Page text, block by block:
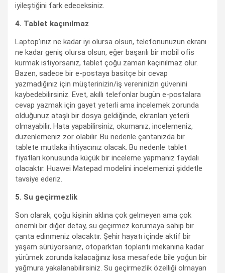
iyileştiğini fark edeceksiniz.
4. Tablet kaçınılmaz
Laptop’ınız ne kadar iyi olursa olsun, telefonunuzun ekranı
ne kadar geniş olursa olsun, eğer başarılı bir mobil ofis
kurmak istiyorsanız, tablet çoğu zaman kaçınılmaz olur.
Bazen, sadece bir e-postaya basitçe bir cevap
yazmadığınız için müşterinizin/iş vereninizin güvenini
kaybedebilirsiniz. Evet, akıllı telefonlar bugün e-postalara
cevap yazmak için gayet yeterli ama incelemek zorunda
olduğunuz ataşlı bir dosya geldiğinde, ekranları yeterli
olmayabilir. Hata yapabilirsiniz, okumanız, incelemeniz,
düzenlemeniz zor olabilir. Bu nedenle çantanızda bir
tablete mutlaka ihtiyacınız olacak. Bu nedenle tablet
fiyatları konusunda küçük bir inceleme yapmanız faydalı
olacaktır. Huawei Matepad modelini incelemenizi şiddetle
tavsiye ederiz.
5. Su geçirmezlik
Son olarak, çoğu kişinin aklına çok gelmeyen ama çok
önemli bir diğer detay, su geçirmez korumaya sahip bir
çanta edinmeniz olacaktır. Şehir hayatı içinde aktif bir
yaşam sürüyorsanız, otoparktan toplantı mekanına kadar
yürümek zorunda kalacağınız kısa mesafede bile yoğun bir
yağmura yakalanabilirsiniz. Su geçirmezlik özelliği olmayan